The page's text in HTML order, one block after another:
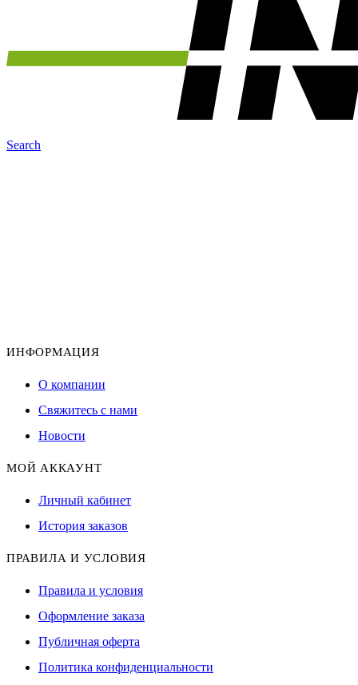
Search
ИНФОРМАЦИЯ
О компании
Свяжитесь с нами
Новости
МОЙ АККАУНТ
Личный кабинет
История заказов
ПРАВИЛА И УСЛОВИЯ
Правила и условия
Оформление заказа
Публичная оферта
Политика конфиденциальности